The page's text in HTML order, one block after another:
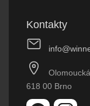
Kontakty
618 00 Brno